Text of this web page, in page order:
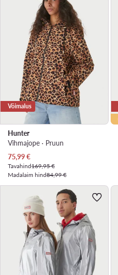
Võimalus
Hunter
Vihmajope · Pruun
Praegune hind
75,99€
Tavahind169,95 €
Madalaim hind84,99 €